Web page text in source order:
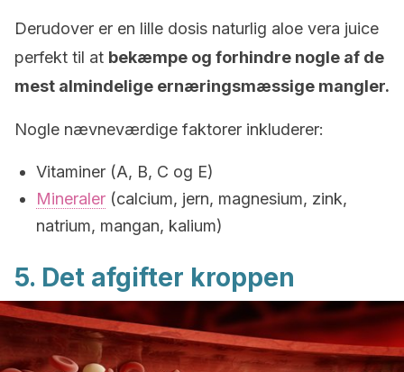
Derudover er en lille dosis naturlig aloe vera juice
perfekt til at bekæmpe og forhindre nogle af de
mest almindelige ernæringsmæssige mangler.
Nogle nævneværdige faktorer inkluderer:
Vitaminer (A, B, C og E)
Mineraler (calcium, jern, magnesium, zink,
natrium, mangan, kalium)
5. Det afgifter kroppen